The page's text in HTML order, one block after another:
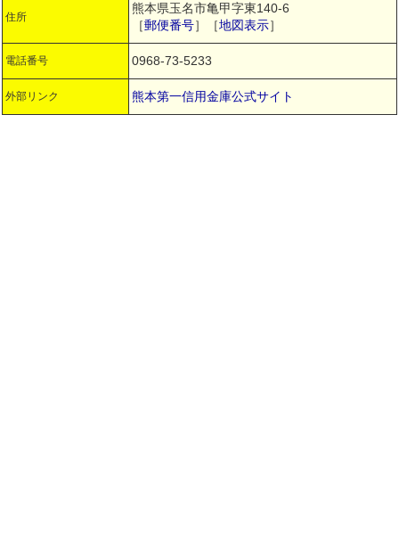
住所
熊本県玉名市亀甲字東140-6
［郵便番号］［地図表示］
電話番号 0968-73-5233
外部リンク 熊本第一信用金庫公式サイト